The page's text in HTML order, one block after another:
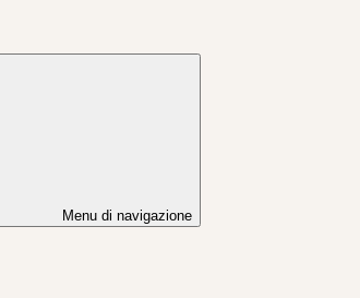
Menu di navigazione